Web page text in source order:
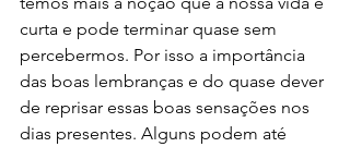
curta e pode terminar quase sem
percebermos. Por isso a importância
das boas lembranças e do quase dever
de reprisar essas boas sensações nos
dias presentes. Alguns podem até